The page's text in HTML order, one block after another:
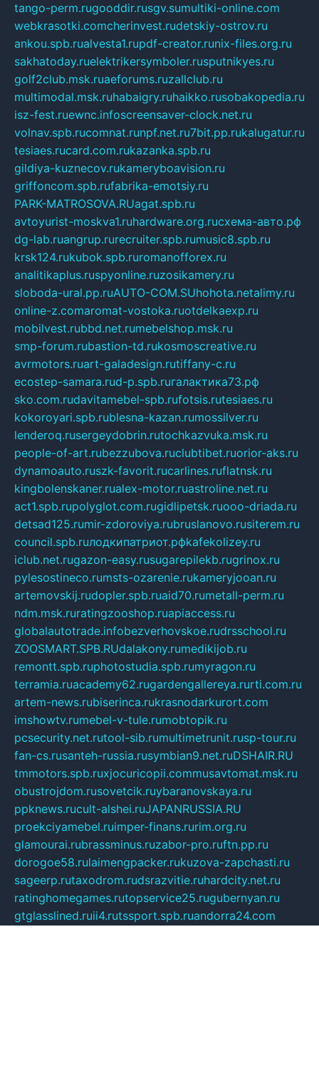
tango-perm.rugooddir.rusgv.sumultiki-online.com
webkrasotki.comcherinvest.rudetskiy-ostrov.ru
ankou.spb.rualvesta1.rupdf-creator.runix-files.org.ru
sakhatoday.ruelektrikersymboler.rusputnikyes.ru
golf2club.msk.ruaeforums.ruzallclub.ru
multimodal.msk.ruhabaigry.ruhaikko.rusobakopedia.ru
isz-fest.ruewnc.infoscreensaver-clock.net.ru
volnav.spb.rucomnat.runpf.net.ru7bit.pp.rukalugatur.ru
tesiaes.rucard.com.rukazanka.spb.ru
gildiya-kuznecov.rukameryboavision.ru
griffoncom.spb.rufabrika-emotsiy.ru
PARK-MATROSOVA.RUagat.spb.ru
avtoyurist-moskva1.ruhardware.org.ruсхема-авто.рф
dg-lab.ruangrup.rurecruiter.spb.rumusic8.spb.ru
krsk124.rukubok.spb.ruromanofforex.ru
analitikaplus.ruspyonline.ruzosikamery.ru
sloboda-ural.pp.ruAUTO-COM.SUhohota.netalimy.ru
online-z.comaromat-vostoka.ruotdelkaexp.ru
mobilvest.rubbd.net.rumebelshop.msk.ru
smp-forum.rubastion-td.rukosmoscreative.ru
avrmotors.ruart-galadesign.rutiffany-c.ru
ecostep-samara.rud-p.spb.ruгалактика73.рф
sko.com.rudavitamebel-spb.rufotsis.rutesiaes.ru
kokoroyari.spb.rublesna-kazan.rumossilver.ru
lenderoq.rusergeydobrin.rutochkazvuka.msk.ru
people-of-art.rubezzubova.ruclubtibet.ruorior-aks.ru
dynamoauto.ruszk-favorit.rucarlines.ruflatnsk.ru
kingbolenskaner.rualex-motor.ruastroline.net.ru
act1.spb.rupolyglot.com.rugidlipetsk.ruooo-driada.ru
detsad125.rumir-zdoroviya.rubruslanovo.rusiterem.ru
council.spb.ruлодкипатриот.рфkafekolizey.ru
iclub.net.rugazon-easy.rusugarepilekb.rugrinox.ru
pylesostineco.rumsts-ozarenie.rukameryjooan.ru
artemovskij.rudopler.spb.ruaid70.rumetall-perm.ru
ndm.msk.ruratingzooshop.ruapiaccess.ru
globalautotrade.infobezverhovskoe.rudrsschool.ru
ZOOSMART.SPB.RUdalakony.rumedikijob.ru
remontt.spb.ruphotostudia.spb.rumyragon.ru
terramia.ruacademy62.rugardengallereya.rurti.com.ru
artem-news.rubiserinca.rukrasnodarkurort.com
imshowtv.rumebel-v-tule.rumobtopik.ru
pcsecurity.net.rutool-sib.rumultimetrunit.rusp-tour.ru
fan-cs.rusanteh-russia.rusymbian9.net.ruDSHAIR.RU
tmmotors.spb.ruxjocuricopii.commusavtomat.msk.ru
obustrojdom.rusovetcik.ruybaranovskaya.ru
ppknews.rucult-alshei.ruJAPANRUSSIA.RU
proekciyamebel.ruimper-finans.rurim.org.ru
glamourai.rubrassminus.ruzabor-pro.ruftn.pp.ru
dorogoe58.rulaimengpacker.rukuzova-zapchasti.ru
sageerp.rutaxodrom.rudsrazvitie.ruhardcity.net.ru
ratinghomegames.rutopservice25.rugubernyan.ru
gtglasslined.ruii4.rutssport.spb.ruandorra24.com